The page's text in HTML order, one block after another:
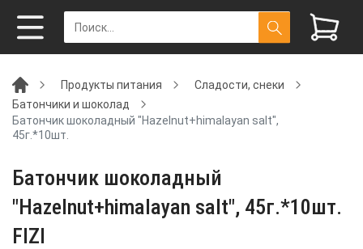
Продукты питания
Сладости, снеки
Батончики и шоколад
Батончик шоколадный "Hazelnut+himalayan salt",
45г.*10шт.
Батончик шоколадный
"Hazelnut+himalayan salt", 45г.*10шт.
FIZI